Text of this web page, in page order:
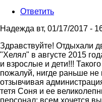
Ответить
Надежда вт, 01/17/2017 -
Здравствуйте! Отдыхали
"Хелял" в августе 2015
и взрослые и дети!!!
пожалуй, нигде раньше не
отзывчивая
тетя Соня и ее
персонал: всем хочется